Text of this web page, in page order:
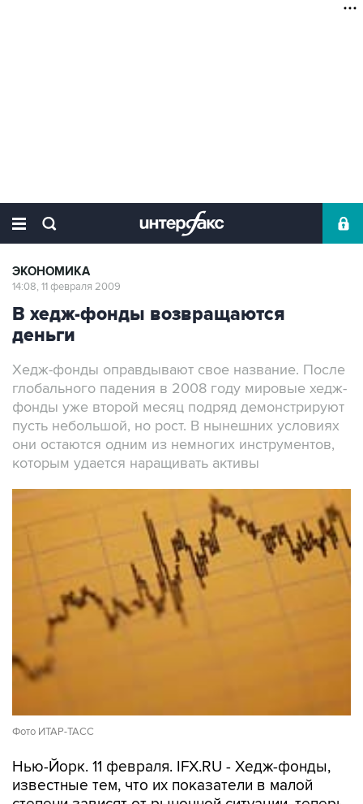
ЭКОНОМИКА
14:08, 11 февраля 2009
В хедж-фонды возвращаются
деньги
Хедж-фонды оправдывают свое название. После
глобального падения в 2008 году мировые хедж-
фонды уже второй месяц подряд демонстрируют
пусть небольшой, но рост. В нынешних условиях
они остаются одним из немногих инструментов,
которым удается наращивать активы
Фото ИТАР-ТАСС
Нью-Йорк. 11 февраля. IFX.RU - Хедж-фонды,
известные тем, что их показатели в малой